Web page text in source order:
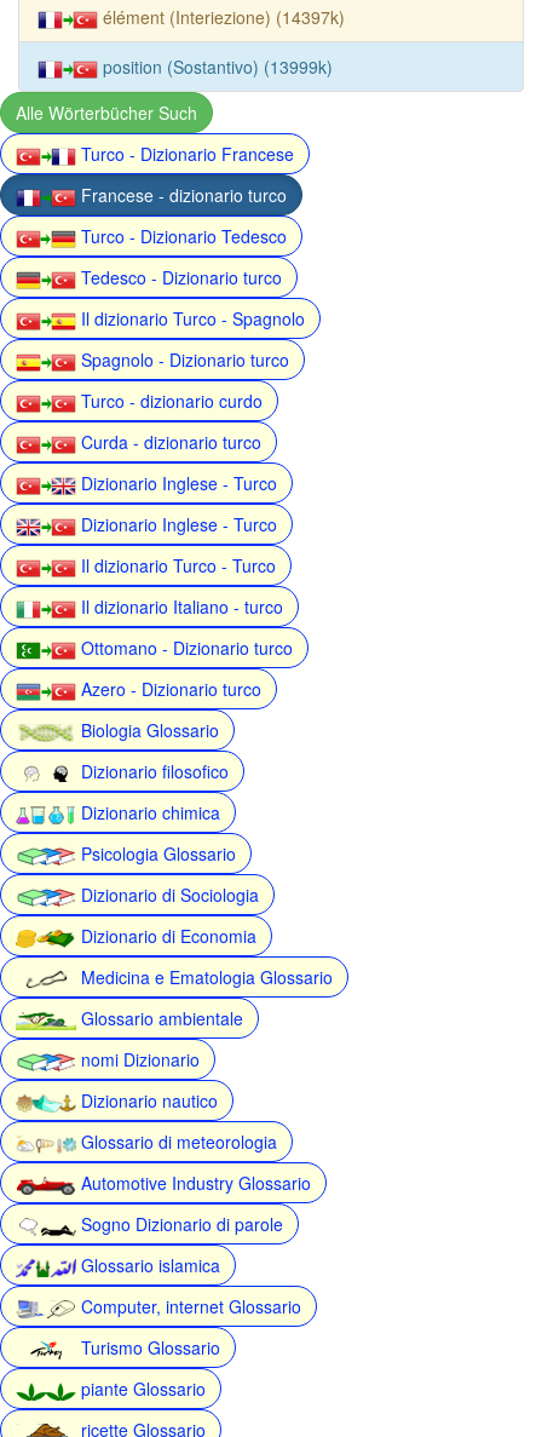
élément (Interiezione) (14397k)
position (Sostantivo) (13999k)
Alle Wörterbücher Such
Turco - Dizionario Francese
Francese - dizionario turco
Turco - Dizionario Tedesco
Tedesco - Dizionario turco
Il dizionario Turco - Spagnolo
Spagnolo - Dizionario turco
Turco - dizionario curdo
Curda - dizionario turco
Dizionario Inglese - Turco
Dizionario Inglese - Turco
Il dizionario Turco - Turco
Il dizionario Italiano - turco
Ottomano - Dizionario turco
Azero - Dizionario turco
Biologia Glossario
Dizionario filosofico
Dizionario chimica
Psicologia Glossario
Dizionario di Sociologia
Dizionario di Economia
Medicina e Ematologia Glossario
Glossario ambientale
nomi Dizionario
Dizionario nautico
Glossario di meteorologia
Automotive Industry Glossario
Sogno Dizionario di parole
Glossario islamica
Computer, internet Glossario
Turismo Glossario
piante Glossario
ricette Glossario